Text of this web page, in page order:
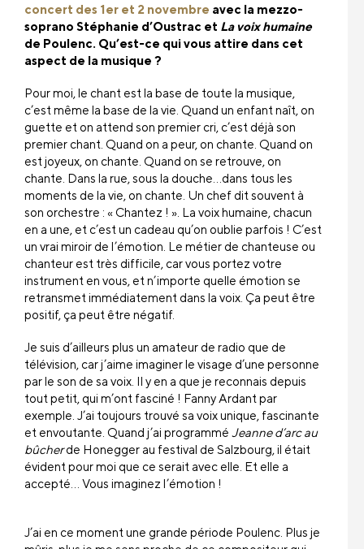
concert des 1er et 2 novembre avec la mezzo-
soprano Stéphanie d’Oustrac et La voix humaine
de Poulenc. Qu’est-ce qui vous attire dans cet
aspect de la musique ?
Pour moi, le chant est la base de toute la musique,
c’est même la base de la vie. Quand un enfant naît, on
guette et on attend son premier cri, c’est déjà son
premier chant. Quand on a peur, on chante. Quand on
est joyeux, on chante. Quand on se retrouve, on
chante. Dans la rue, sous la douche…dans tous les
moments de la vie, on chante. Un chef dit souvent à
son orchestre : « Chantez ! ». La voix humaine, chacun
en a une, et c’est un cadeau qu’on oublie parfois ! C’est
un vrai miroir de l’émotion. Le métier de chanteuse ou
chanteur est très difficile, car vous portez votre
instrument en vous, et n’importe quelle émotion se
retransmet immédiatement dans la voix. Ça peut être
positif, ça peut être négatif.
Je suis d’ailleurs plus un amateur de radio que de
télévision, car j’aime imaginer le visage d’une personne
par le son de sa voix. Il y en a que je reconnais depuis
tout petit, qui m’ont fasciné ! Fanny Ardant par
exemple. J’ai toujours trouvé sa voix unique, fascinante
et envoutante. Quand j’ai programmé Jeanne d’arc au
bûcherde Honegger au festival de Salzbourg, il était
évident pour moi que ce serait avec elle. Et elle a
accepté… Vous imaginez l’émotion !
J’ai en ce moment une grande période Poulenc. Plus je